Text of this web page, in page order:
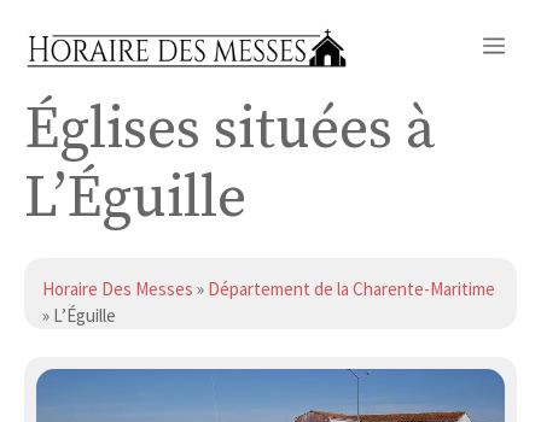
Églises situées à
L’Éguille
Horaire Des Messes » Département de la Charente-Maritime
» L’Éguille